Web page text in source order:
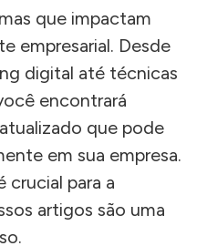
que impactam
empresarial. Desde
digital até técnicas
encontrará
que pode
em sua empresa.
crucial para a
artigos são uma